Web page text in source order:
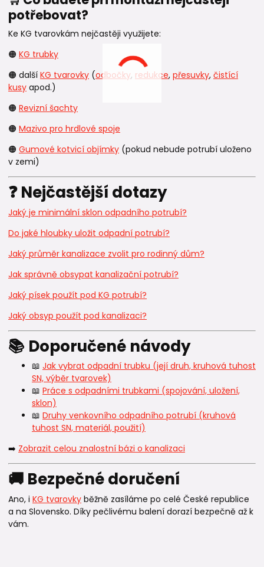
potřebovat?
Ke KG tvarovkám nejčastěji využijete:
🟠 KG trubky
🟠 další KG tvarovky (odbočky, redukce, přesuvky, čistící
kusy apod.)
🟠 Revizní šachty
🟠 Mazivo pro hrdlové spoje
🟠 Gumové kotvicí objímky (pokud nebude potrubí uloženo
v zemi)
❓ Nejčastější dotazy
Jaký je minimální sklon odpadního potrubí?
Do jaké hloubky uložit odpadní potrubí?
Jaký průměr kanalizace zvolit pro rodinný dům?
Jak správně obsypat kanalizační potrubí?
Jaký písek použít pod KG potrubí?
Jaký obsyp použít pod kanalizaci?
📚 Doporučené návody
📖 Jak vybrat odpadní trubku (její druh, kruhová tuhost
SN, výběr tvarovek)
📖 Práce s odpadními trubkami (spojování, uložení,
sklon)
📖 Druhy venkovního odpadního potrubí (kruhová
tuhost SN, materiál, použití)
➡️ Zobrazit celou znalostní bázi o kanalizaci
🚚 Bezpečné doručení
Ano, i KG tvarovky běžně zasíláme po celé České republice
a na Slovensko. Díky pečlivému balení dorazí bezpečně až k
vám.